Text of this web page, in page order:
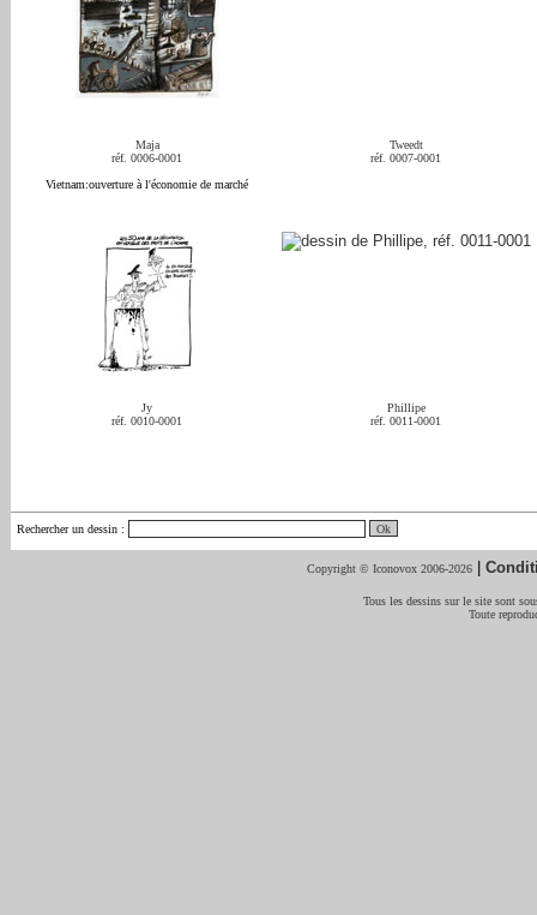
Maja
réf. 0006-0001
Vietnam:ouverture à l'économie de marché
Tweedt
réf. 0007-0001
Jy
réf. 0010-0001
Phillipe
réf. 0011-0001
Rechercher un dessin :
Copyright © Iconovox 2006-2026 |
Tous les dessins sur le site sont
Toute